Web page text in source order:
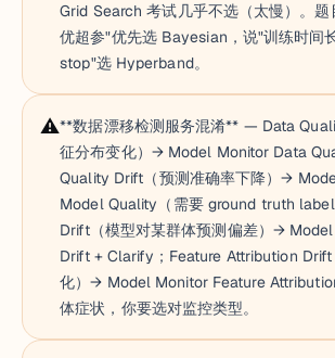
Grid Search 考试几乎不选（太慢）。
优超参"优先选 Bayesian，说"训练时间
stop"选 Hyperband。
⚠️**数据漂移检测服务混淆** — Data
征分布变化）→ Model Monitor Data
Quality Drift（预测准确率下降）→
Model Quality（需要 ground truth
Drift（模型对某群体预测偏差）→
Drift + Clarify；Feature Attribution Drift
化）→ Model Monitor Feature
体症状，你要选对监控类型。